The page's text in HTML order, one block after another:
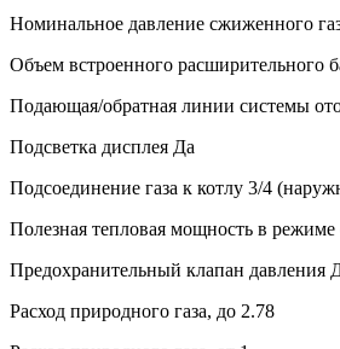
Номинальное давление сжиженного
Объем встроенного расширительного
Подающая/обратная линии системы
Подсветка дисплея Да
Подсоединение газа к котлу 3/4
Полезная тепловая мощность в режиме
Предохранительный клапан давления
Расход природного газа, до 2.78